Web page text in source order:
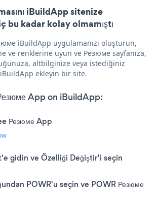
iBuildApp sitenize
bu kadar kolay olmamıştı
iBuildApp uygulamanızı oluşturun,
ve renklerine uyun ve Резюме sayfanıza,
altbilginize veya istediğiniz
ekleyin bir site.
App on iBuildApp:
Резюме App
gidin ve Özelliği Değiştir'i seçin
POWR'u seçin ve POWR Резюме